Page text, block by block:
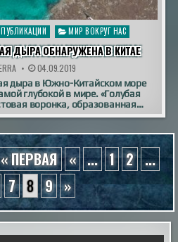
МИР ВОКРУГ НАС
ДЫРА ОБНАРУЖЕНА В КИТАЕ
04.09.2019
дыра в Южно-Китайском море
глубокой в мире. «Голубая
воронка, образованная…
« ПЕРВАЯ « ... 1 2 ...
7 8 9 »